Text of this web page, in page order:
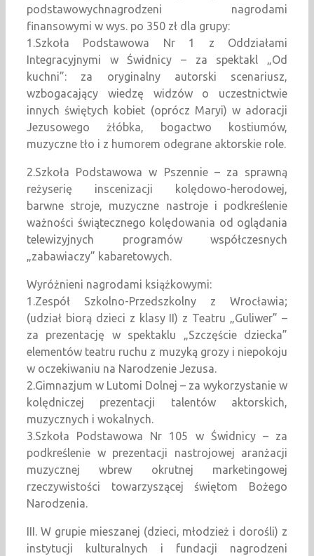
podstawowychnagrodzeni nagrodami
finansowymi w wys. po 350 zł dla grupy:
1.Szkoła Podstawowa Nr 1 z Oddziałami
Integracyjnymi w Świdnicy – za spektakl „Od
kuchni”: za oryginalny autorski scenariusz,
wzbogacający wiedzę widzów o uczestnictwie
innych świętych kobiet (oprócz Maryi) w adoracji
Jezusowego żłóbka, bogactwo kostiumów,
muzyczne tło i z humorem odegrane aktorskie role.
2.Szkoła Podstawowa w Pszennie – za sprawną
reżyserię inscenizacji kolędowo-herodowej,
barwne stroje, muzyczne nastroje i podkreślenie
ważności świątecznego kolędowania od oglądania
telewizyjnych programów współczesnych
„zabawiaczy” kabaretowych.
Wyróżnieni nagrodami książkowymi:
1.Zespół Szkolno-Przedszkolny z Wrocławia;
(udział biorą dzieci z klasy II) z Teatru „Guliwer” –
za prezentację w spektaklu „Szczęście dziecka”
elementów teatru ruchu z muzyką grozy i niepokoju
w oczekiwaniu na Narodzenie Jezusa.
2.Gimnazjum w Lutomi Dolnej – za wykorzystanie w
kolędniczej prezentacji talentów aktorskich,
muzycznych i wokalnych.
3.Szkoła Podstawowa Nr 105 w Świdnicy – za
podkreślenie w prezentacji nastrojowej aranżacji
muzycznej wbrew okrutnej marketingowej
rzeczywistości towarzyszącej świętom Bożego
Narodzenia.
III. W grupie mieszanej (dzieci, młodzież i dorośli) z
instytucji kulturalnych i fundacji nagrodzeni